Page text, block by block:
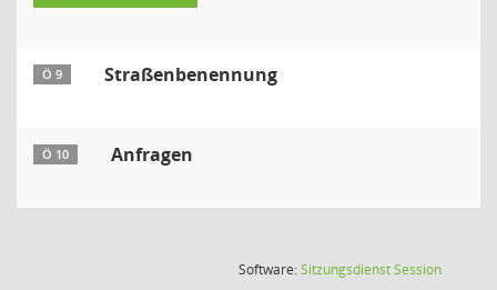
Ö 9 Straßenbenennung
Ö 10 Anfragen
Software:SitzungsdienstSession(Wird in